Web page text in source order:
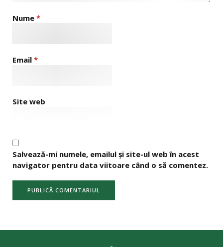
Nume *
Email *
Site web
Salvează-mi numele, emailul și site-ul web în acest
navigator pentru data viitoare când o să comentez.